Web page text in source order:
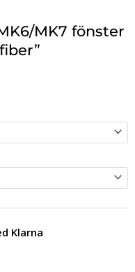
MK7 fönster
Klarna